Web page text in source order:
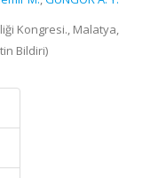
Kongresi., Malatya,
Bildiri)